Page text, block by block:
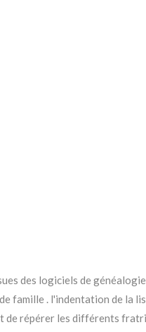
des logiciels de
famille . l'indentation de la
de répérer les différents